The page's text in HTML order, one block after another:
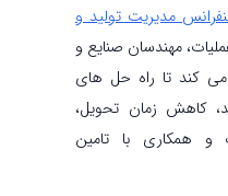
مدیریت تولید و
مهندسان صنایع و
کند تا راه حل های
کاهش زمان تحویل،
همکاری با تامین